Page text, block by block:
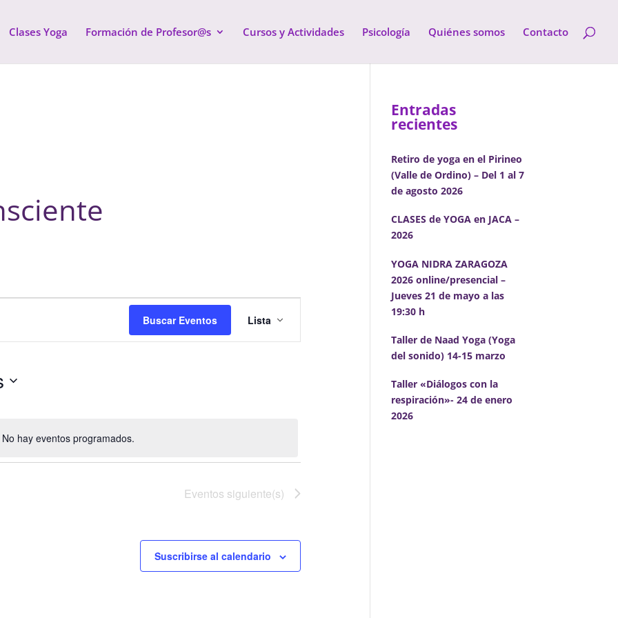
Clases Yoga Formación de Profesor@s Cursos y Actividades Psicología Quiénes somos Contacto
Aviso
No hay eventos programados.
Buscar Eventos
Navegación
de
vistas
Lista
Eventos siguiente(s)
Suscribirse al calendario
Entradas
recientes
Retiro de yoga en el Pirineo
(Valle de Ordino) – Del 1 al 7
de agosto 2026
CLASES de YOGA en JACA –
2026
YOGA NIDRA ZARAGOZA
2026 online/presencial –
Jueves 21 de mayo a las
19:30 h
Taller de Naad Yoga (Yoga
del sonido) 14-15 marzo
Taller «Diálogos con la
respiración»- 24 de enero
2026